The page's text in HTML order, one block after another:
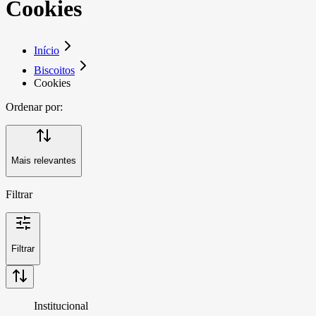
Cookies
Início
Biscoitos
Cookies
Ordenar por:
Mais relevantes
Filtrar
Filtrar
Institucional